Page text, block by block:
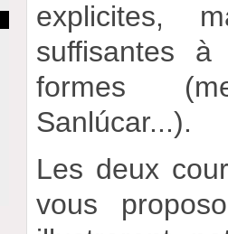
explicites,
suffisantes à
formes
Sanlúcar...).
Les deux
vous